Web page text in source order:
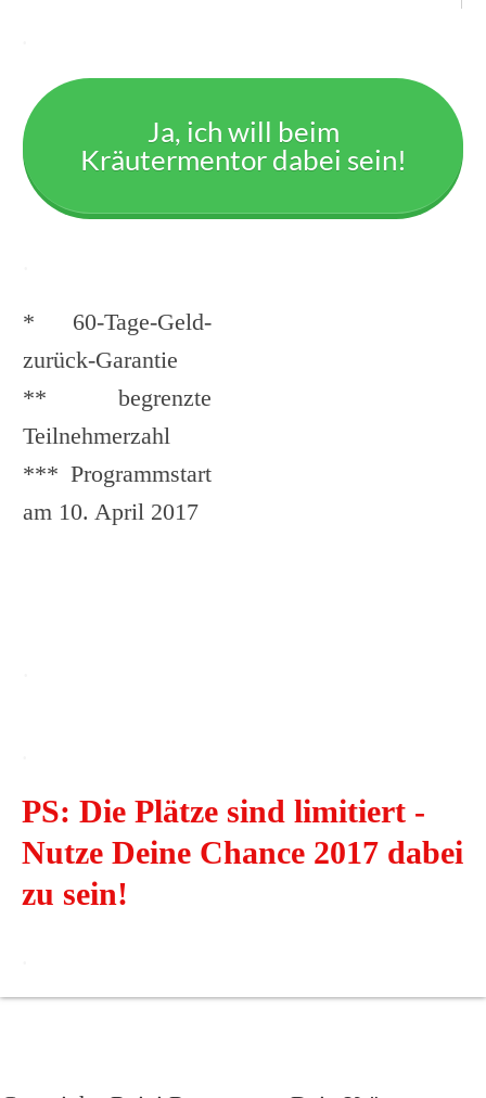
Ja, ich will beim
Kräutermentor dabei sein!
* 60-Tage-Geld-
zurück-Garantie
** begrenzte
Teilnehmerzahl
*** Programmstart
am 10. April 2017
PS: Die Plätze sind limitiert -
Nutze Deine Chance 2017 dabei
zu sein!